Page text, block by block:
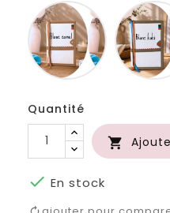
Blanc
camel
Quantité

 En stock